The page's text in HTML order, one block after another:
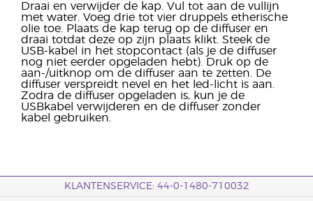
Draai en verwijder de kap. Vul tot aan de vullijn
met water. Voeg drie tot vier druppels etherische
olie toe. Plaats de kap terug op de diffuser en
draai totdat deze op zijn plaats klikt. Steek de
USB-kabel in het stopcontact (als je de diffuser
nog niet eerder opgeladen hebt). Druk op de
aan-/uitknop om de diffuser aan te zetten. De
diffuser verspreidt nevel en het led-licht is aan.
Zodra de diffuser opgeladen is, kun je de
USBkabel verwijderen en de diffuser zonder
kabel gebruiken.
KLANTENSERVICE: 44-0-1480-710032